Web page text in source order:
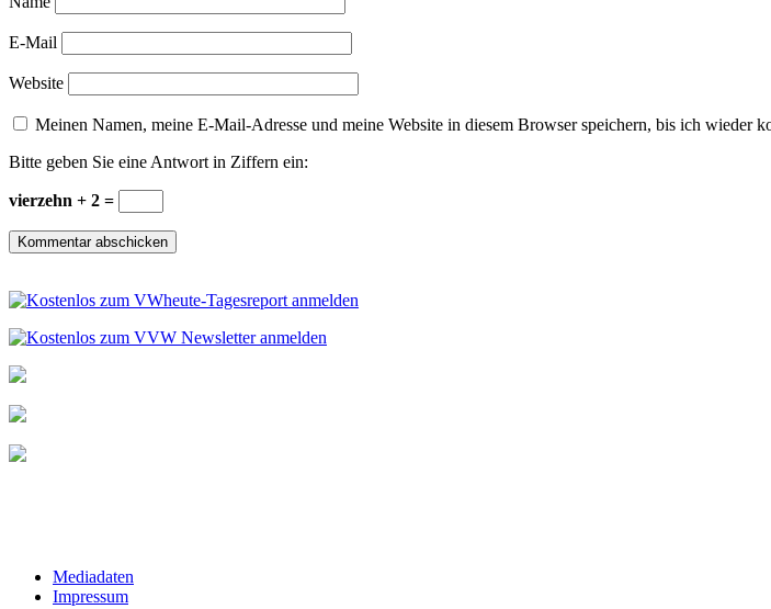
E-Mail
Website
Meinen Namen, meine E-Mail-Adresse und meine Website in diesem Browser speichern, bis ich wieder
Bitte geben Sie eine Antwort in Ziffern ein:
vierzehn + 2 =
Mediadaten
Impressum